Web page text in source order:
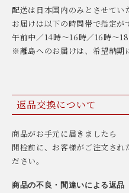
配送は日本国内のみとさせてい
お届けは以下の時間帯で指定が
午前中／14時〜16時／16時〜
※離島へのお届けは、希望納期
返品交換について
商品がお手元に届きましたら
開栓前に、お客様がご注文され
ださい。
商品の不良・間違いによる返品